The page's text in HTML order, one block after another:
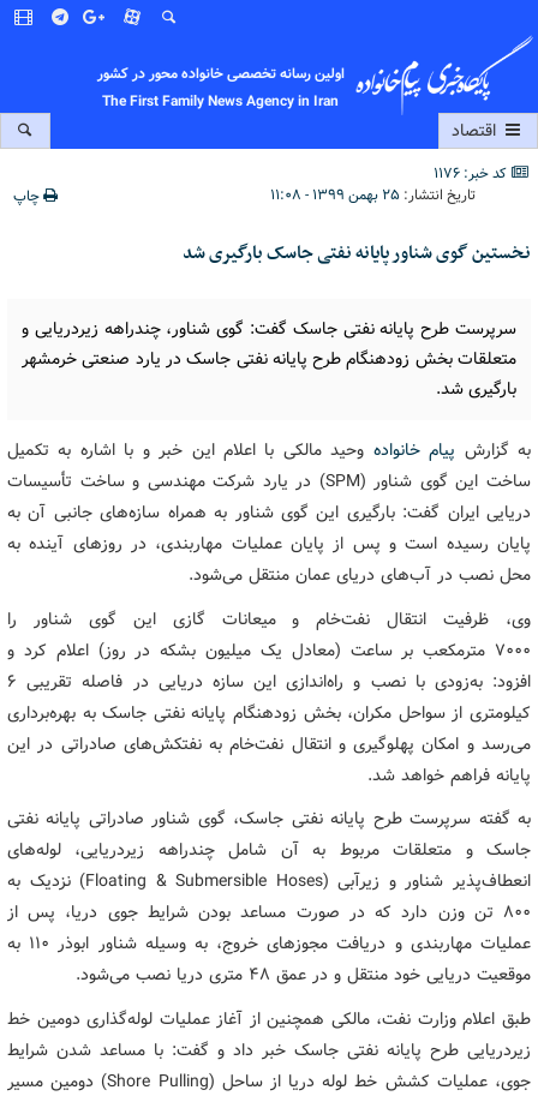
اولین رسانه تخصصی خانواده محور در کشور
The First Family News Agency in Iran
اقتصاد
کد خبر: 1176
تاریخ انتشار: ۲۵ بهمن ۱۳۹۹ - ۱۱:۰۸ چاپ
نخستین گوی شناور پایانه نفتی جاسک بارگیری شد
سرپرست طرح پایانه نفتی جاسک گفت: گوی شناور، چندراهه زیردریایی و
متعلقات بخش زودهنگام طرح پایانه نفتی جاسک در یارد صنعتی خرمشهر
بارگیری شد.
به گزارش پیام خانواده وحید مالکی با اعلام این خبر و با اشاره به تکمیل
ساخت این گوی شناور (SPM) در یارد شرکت مهندسی و ساخت تأسیسات
دریایی ایران گفت: بارگیری این گوی شناور به همراه سازه‌های جانبی آن به
پایان رسیده است و پس از پایان عملیات مهاربندی، در روزهای آینده به
محل نصب در آب‌های دریای عمان منتقل می‌شود.
وی، ظرفیت انتقال نفت‌خام و میعانات گازی این گوی شناور را
۷۰۰۰ مترمکعب بر ساعت (معادل یک میلیون بشکه در روز) اعلام کرد و
افزود: به‌زودی با نصب و راه‌اندازی این سازه دریایی در فاصله تقریبی ۶
کیلومتری از سواحل مکران، بخش زودهنگام پایانه نفتی جاسک به بهره‌برداری
می‌رسد و امکان پهلوگیری و انتقال نفت‌خام به نفتکش‌های صادراتی در این
پایانه فراهم خواهد شد.
به گفته سرپرست طرح پایانه نفتی جاسک، گوی شناور صادراتی پایانه نفتی
جاسک و متعلقات مربوط به آن شامل چندراهه زیردریایی، لوله‌های
انعطاف‌پذیر شناور و زیرآبی (Floating & Submersible Hoses) نزدیک به
۸۰۰ تن وزن دارد که در صورت مساعد بودن شرایط جوی دریا، پس از
عملیات مهاربندی و دریافت مجوزهای خروج، به وسیله شناور ابوذر ۱۱۰ به
موقعیت دریایی خود منتقل و در عمق ۴۸ متری دریا نصب می‌شود.
طبق اعلام وزارت نفت، مالکی همچنین از آغاز عملیات لوله‌گذاری دومین خط
زیردریایی طرح پایانه نفتی جاسک خبر داد و گفت: با مساعد شدن شرایط
جوی، عملیات کشش خط لوله دریا از ساحل (Shore Pulling) دومین مسیر